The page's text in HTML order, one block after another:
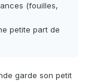
(fouilles,
petite part de
garde son petit